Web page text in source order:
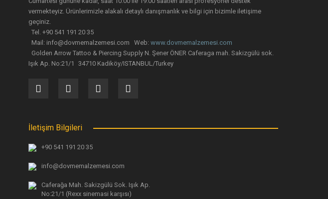
vermekteyiz. Ürünlerimizle alakalı detaylı danışmanlık ve bilgi için bizimle iletişime
geçiniz.
Tel. +90 541 191 20 35
Mail: info@dovmemalzemesi.com Web: www.dovmemalzemesi.com
Golden Arrow Tattoo & Piercing Supply N. Şener ÖNER Caferaga mah. Sakizgülü sok.
Işık Ap. No:21/1 34710 Kadiköy/ISTANBUL/Turkey
İletişim Bilgileri
+90 541 191 20 35
info@dovmemalzemesi.com
Caferağa Mah. Sakizgülü Sok. Işık Ap.
No:21/1 (Rexx sinemasi karşısı)